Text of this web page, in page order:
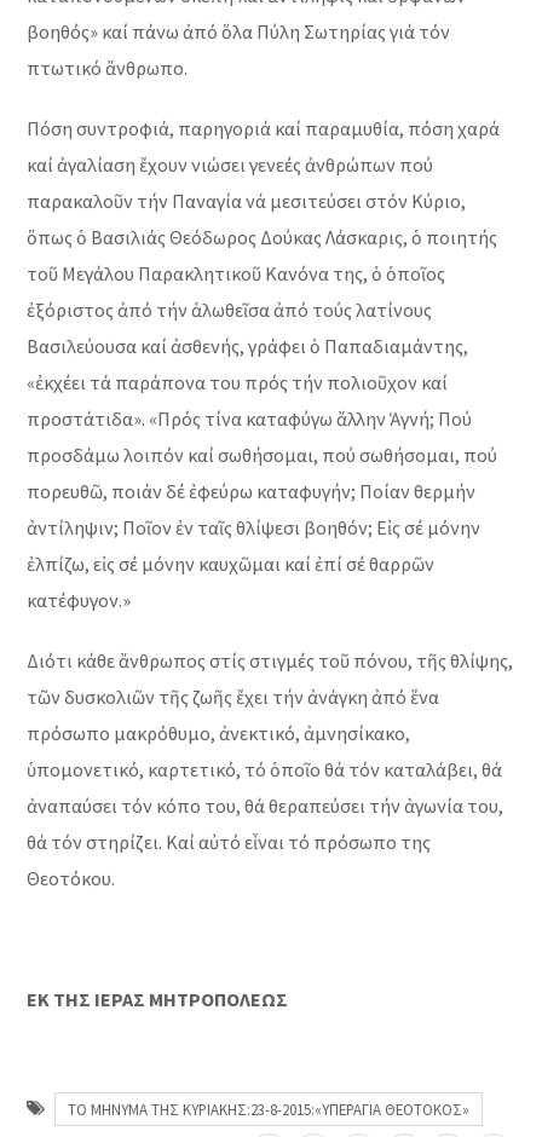
βοηθός» καί πάνω ἀπό ὅλα Πύλη Σωτηρίας γιά τόν
πτωτικό ἄνθρωπο.
Πόση συντροφιά, παρηγοριά καί παραμυθία, πόση χαρά
καί ἀγαλίαση ἔχουν νιώσει γενεές ἀνθρώπων πού
παρακαλοῦν τήν Παναγία νά μεσιτεύσει στόν Κύριο,
ὅπως ὁ Βασιλιάς Θεόδωρος Δούκας Λάσκαρις, ὁ ποιητής
τοῦ Μεγάλου Παρακλητικοῦ Κανόνα της, ὁ ὁποῖος
ἐξόριστος ἀπό τήν ἁλωθεῖσα ἀπό τούς λατίνους
Βασιλεύουσα καί ἀσθενής, γράφει ὁ Παπαδιαμάντης,
«ἐκχέει τά παράπονα του πρός τήν πολιοῦχον καί
προστάτιδα». «Πρός τίνα καταφύγω ἄλλην Ἁγνή; Πού
προσδάμω λοιπόν καί σωθήσομαι, πού σωθήσομαι, πού
πορευθῶ, ποιάν δέ ἐφεύρω καταφυγήν; Ποίαν θερμήν
ἀντίληψιν; Ποῖον ἐν ταῖς θλίψεσι βοηθόν; Εἰς σέ μόνην
ἐλπίζω, εἰς σέ μόνην καυχῶμαι καί ἐπί σέ θαρρῶν
κατέφυγον.»
Διότι κάθε ἄνθρωπος στίς στιγμές τοῦ πόνου, τῆς θλίψης,
τῶν δυσκολιῶν τῆς ζωῆς ἔχει τήν ἀνάγκη ἀπό ἕνα
πρόσωπο μακρόθυμο, ἀνεκτικό, ἀμνησίκακο,
ὑπομονετικό, καρτετικό, τό ὁποῖο θά τόν καταλάβει, θά
ἀναπαύσει τόν κόπο του, θά θεραπεύσει τήν ἀγωνία του,
θά τόν στηρίζει. Καί αὐτό εἶναι τό πρόσωπο της
Θεοτόκου.
ΕΚ ΤΗΣ ΙΕΡΑΣ ΜΗΤΡΟΠΟΛΕΩΣ
ΤΟ ΜΗΝΥΜΑ ΤΗΣ ΚΥΡΙΑΚΗΣ:23-8-2015:«ΥΠΕΡΑΓΙΑ ΘΕΟΤΟΚΟΣ»